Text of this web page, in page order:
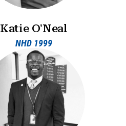
Katie O'Neal
NHD 1999